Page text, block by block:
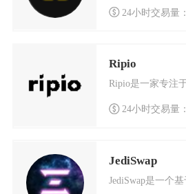
24小时交易量：
Ripio
24小时交易量：
JediSwap